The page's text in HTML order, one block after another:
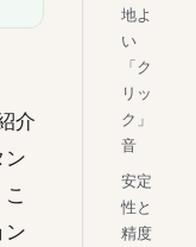
介
ン
ン
地よ
い
「ク
リッ
ク」
音
安定
性と
精度